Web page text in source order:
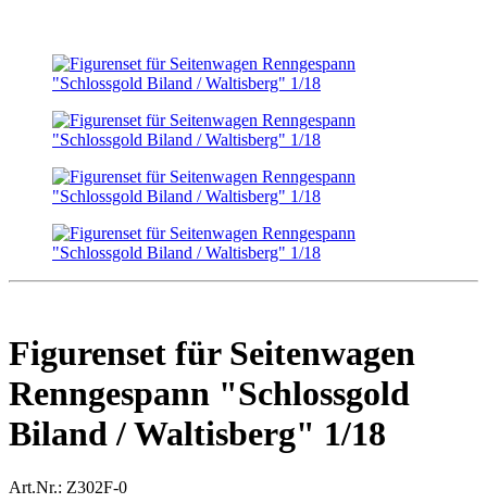
Figurenset für Seitenwagen
Renngespann "Schlossgold
Biland / Waltisberg" 1/18
Art.Nr.: Z302F-0